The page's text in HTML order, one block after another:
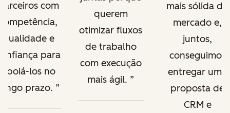
com
qualidade e
para
apoiá-los no
prazo.
querem
otimizar fluxos
de trabalho
com execução
mais ágil.
mais sólida do
mercado e,
juntos,
conseguimos
entregar uma
proposta de
CRM e